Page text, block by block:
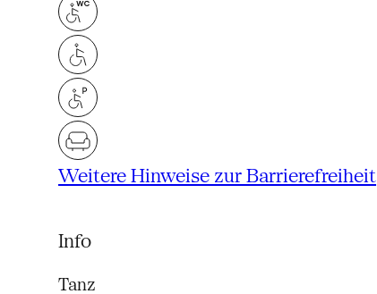
Weitere Hinweise zur Barrierefreiheit
Info
Tanz